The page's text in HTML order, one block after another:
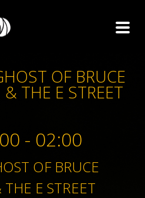
OF BRUCE
THE E STREET
- 02:00
OF BRUCE
E STREET